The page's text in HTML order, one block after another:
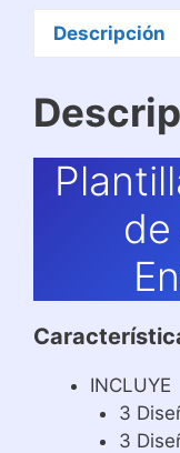
Descripción
INCLUYE
3
3